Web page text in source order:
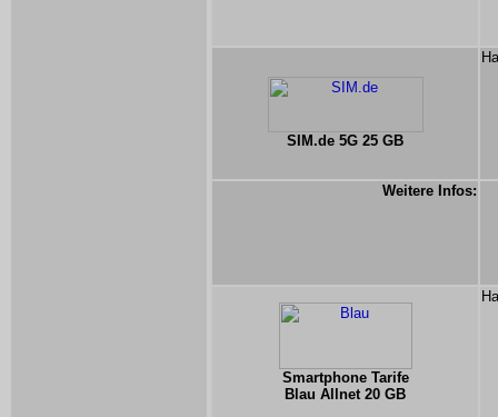
SIM.de 5G 25 GB
Weitere Infos:
Smartphone Tarife
Blau Allnet 20 GB